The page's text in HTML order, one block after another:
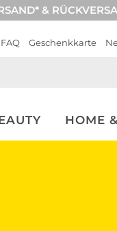
&
Geschenkkarte
HOME